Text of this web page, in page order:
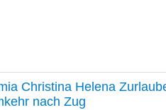
Christina Helena
nach Zug